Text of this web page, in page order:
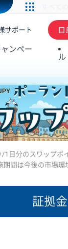
サポート 口
ンペー
ル
日分のスワップポ
期間は今後の市場環
証拠